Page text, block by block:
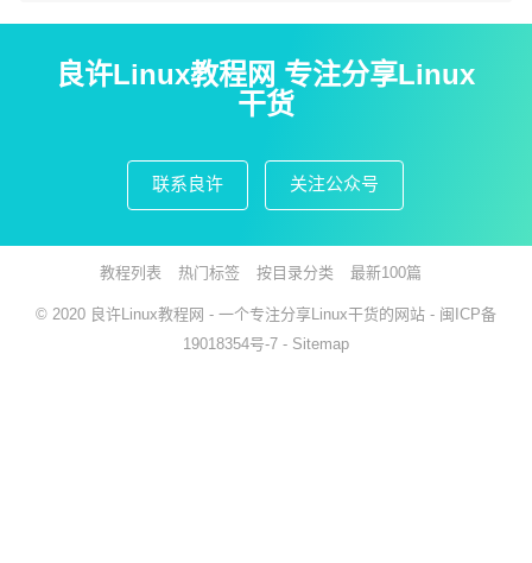
良许Linux教程网 专注分享Linux
干货
联系良许 关注公众号
教程列表 热门标签 按目录分类 最新100篇
© 2020 良许Linux教程网 - 一个专注分享Linux干货的网站 - 闽ICP备
19018354号-7 - Sitemap